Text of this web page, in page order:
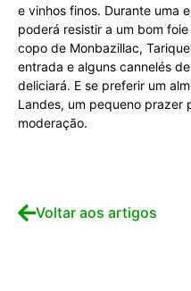
e vinhos finos. Durante uma
poderá resistir a um bom
copo de Monbazillac,
entrada e alguns cannelés
deliciará. E se preferir um
Landes, um pequeno prazer
moderação.
Voltar aos artigos